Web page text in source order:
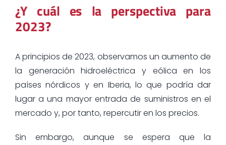
¿Y cuál es la perspectiva para
2023?
A principios de 2023, observamos un aumento de
la generación hidroeléctrica y eólica en los
países nórdicos y en Iberia, lo que podría dar
lugar a una mayor entrada de suministros en el
mercado y, por tanto, repercutir en los precios.
Sin embargo, aunque se espera que la